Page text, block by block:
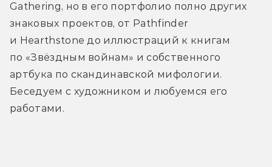
Gathering, но в его портфолио полно других
знаковых проектов, от Pathfinder
и Hearthstone до иллюстраций к книгам
по «Звёздным войнам» и собственного
артбука по скандинавской мифологии.
Беседуем с художником и любуемся его
работами.